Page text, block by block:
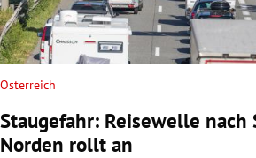
Österreich
Staugefahr: Reisewelle nach
Norden rollt an